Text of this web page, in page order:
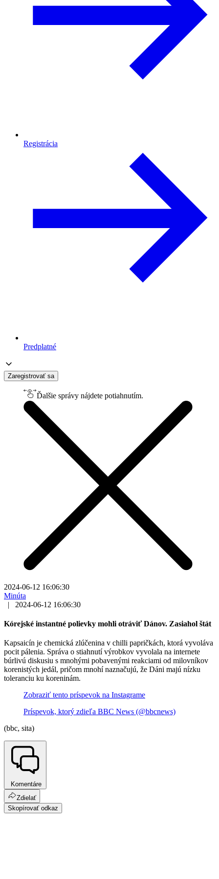
Registrácia
Predplatné
Zaregistrovať sa
Ďalšie správy nájdete potiahnutím.
2024-06-12 16:06:30
Minúta
|
2024-06-12 16:06:30
Kórejské instantné polievky mohli otráviť Dánov. Zasiahol štát
Kapsaicín je chemická zlúčenina v chilli papričkách, ktorá vyvoláva
pocit pálenia. Správa o stiahnutí výrobkov vyvolala na internete
búrlivú diskusiu s mnohými pobavenými reakciami od milovníkov
korenistých jedál, pričom mnohí naznačujú, že Dáni majú nízku
toleranciu ku koreninám.
Zobraziť tento príspevok na Instagrame
Príspevok, ktorý zdieľa BBC News (@bbcnews)
(bbc, sita)
Komentáre
Zdielať
Skopírovať odkaz